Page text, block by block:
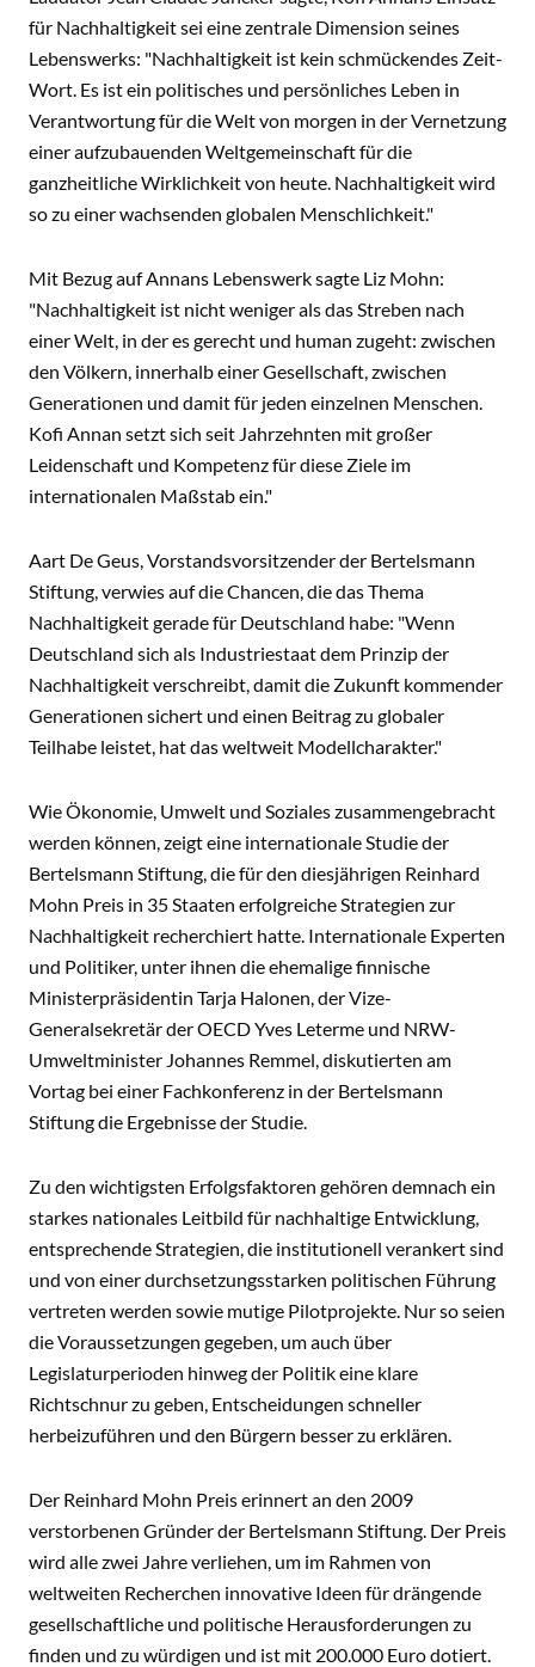
für Nachhaltigkeit sei eine zentrale Dimension seines
Lebenswerks: "Nachhaltigkeit ist kein schmückendes Zeit-
Wort. Es ist ein politisches und persönliches Leben in
Verantwortung für die Welt von morgen in der Vernetzung
einer aufzubauenden Weltgemeinschaft für die
ganzheitliche Wirklichkeit von heute. Nachhaltigkeit wird
so zu einer wachsenden globalen Menschlichkeit."
Mit Bezug auf Annans Lebenswerk sagte Liz Mohn:
"Nachhaltigkeit ist nicht weniger als das Streben nach
einer Welt, in der es gerecht und human zugeht: zwischen
den Völkern, innerhalb einer Gesellschaft, zwischen
Generationen und damit für jeden einzelnen Menschen.
Kofi Annan setzt sich seit Jahrzehnten mit großer
Leidenschaft und Kompetenz für diese Ziele im
internationalen Maßstab ein."
Aart De Geus, Vorstandsvorsitzender der Bertelsmann
Stiftung, verwies auf die Chancen, die das Thema
Nachhaltigkeit gerade für Deutschland habe: "Wenn
Deutschland sich als Industriestaat dem Prinzip der
Nachhaltigkeit verschreibt, damit die Zukunft kommender
Generationen sichert und einen Beitrag zu globaler
Teilhabe leistet, hat das weltweit Modellcharakter."
Wie Ökonomie, Umwelt und Soziales zusammengebracht
werden können, zeigt eine internationale Studie der
Bertelsmann Stiftung, die für den diesjährigen Reinhard
Mohn Preis in 35 Staaten erfolgreiche Strategien zur
Nachhaltigkeit recherchiert hatte. Internationale Experten
und Politiker, unter ihnen die ehemalige finnische
Ministerpräsidentin Tarja Halonen, der Vize-
Generalsekretär der OECD Yves Leterme und NRW-
Umweltminister Johannes Remmel, diskutierten am
Vortag bei einer Fachkonferenz in der Bertelsmann
Stiftung die Ergebnisse der Studie.
Zu den wichtigsten Erfolgsfaktoren gehören demnach ein
starkes nationales Leitbild für nachhaltige Entwicklung,
entsprechende Strategien, die institutionell verankert sind
und von einer durchsetzungsstarken politischen Führung
vertreten werden sowie mutige Pilotprojekte. Nur so seien
die Voraussetzungen gegeben, um auch über
Legislaturperioden hinweg der Politik eine klare
Richtschnur zu geben, Entscheidungen schneller
herbeizuführen und den Bürgern besser zu erklären.
Der Reinhard Mohn Preis erinnert an den 2009
verstorbenen Gründer der Bertelsmann Stiftung. Der Preis
wird alle zwei Jahre verliehen, um im Rahmen von
weltweiten Recherchen innovative Ideen für drängende
gesellschaftliche und politische Herausforderungen zu
finden und zu würdigen und ist mit 200.000 Euro dotiert.